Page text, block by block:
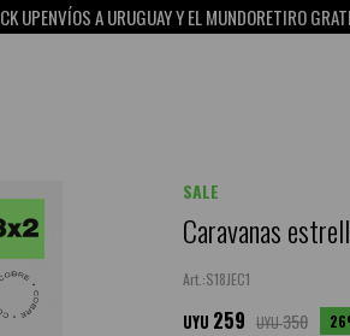
ENVÍOS A URUGUAY Y EL MUNDORETIRO GRATIS EN
SALE
Caravanas
S18JEC1
UYU 259 UYU350 26